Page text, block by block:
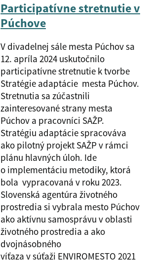
Participatívne stretnutie v
Púchove
V divadelnej sále mesta Púchov sa
12. apríla 2024 uskutočnilo
participatívne stretnutie k tvorbe
Stratégie adaptácie mesta Púchov.
Stretnutia sa zúčastnili
zainteresované strany mesta
Púchov a pracovníci SAŽP.
Stratégiu adaptácie spracováva
ako pilotný projekt SAŽP v rámci
plánu hlavných úloh. Ide
o implementáciu metodiky, ktorá
bola vypracovaná v roku 2023.
Slovenská agentúra životného
prostredia si vybrala mesto Púchov
ako aktívnu samosprávu v oblasti
životného prostredia a ako
dvojnásobného
víťaza v súťaži ENVIROMESTO 2021